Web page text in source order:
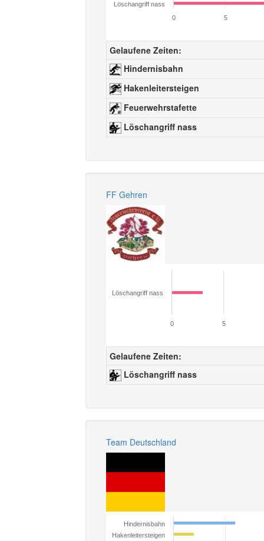
Löschangriff nass
0
5
Gelaufene Zeiten:
Hindernisbahn
Hakenleitersteigen
Feuerwehrstafette
Löschangriff nass
FF Gehren
Löschangriff nass
0 5
Gelaufene Zeiten:
Löschangriff nass
Team Deutschland
Hindernisbahn
Hakenleitersteigen